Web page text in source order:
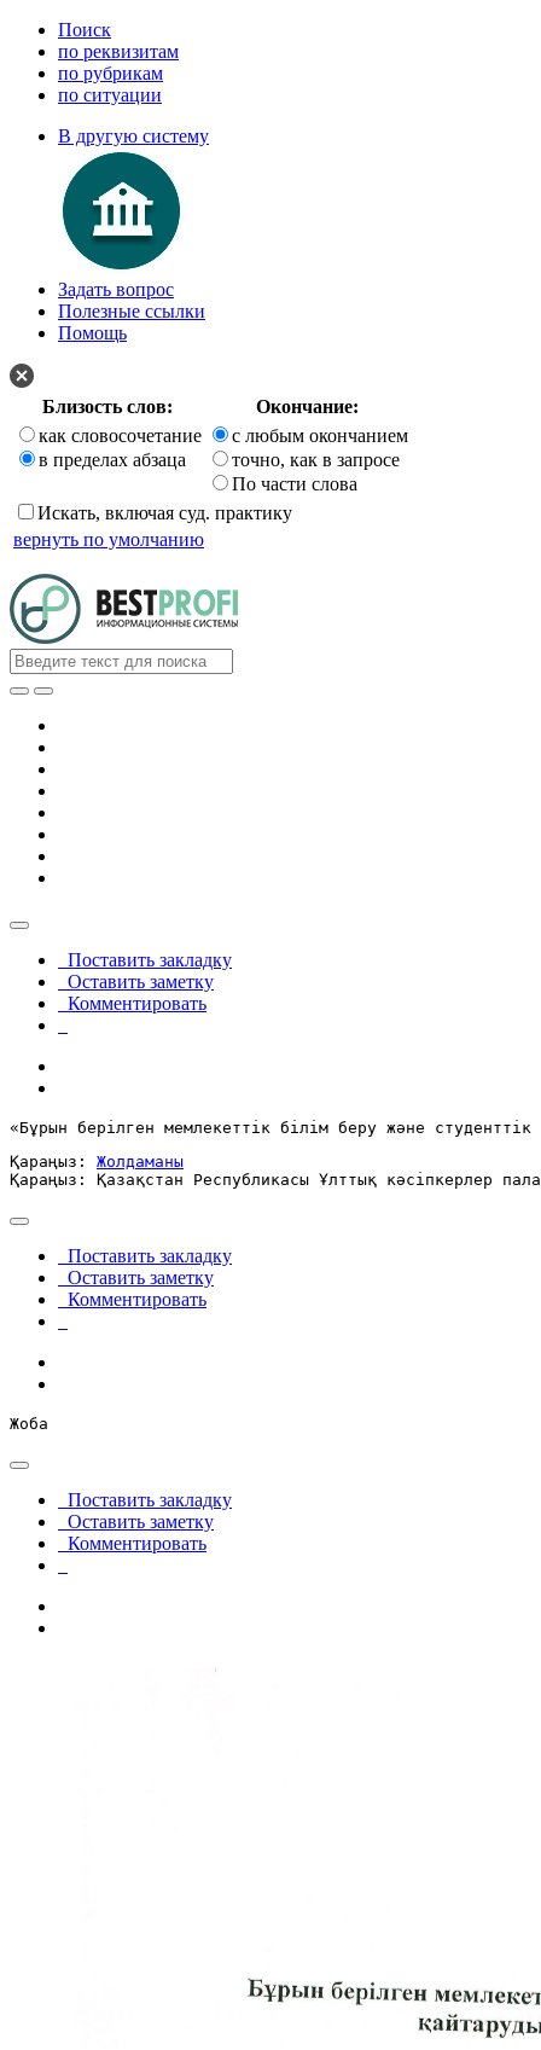
Поиск
по реквизитам
по рубрикам
по ситуации
В другую систему
Задать вопрос
Полезные ссылки
Помощь
Близость слов:
Окончание:
как словосочетание
в пределах абзаца
с любым окончанием
точно, как в запросе
По части слова
Искать, включая суд. практику
вернуть по умолчанию
Поставить закладку
Оставить заметку
Комментировать
«Бұрын берілген мемлекеттік білім беру және
Қараңыз: Жолдаманы
Қараңыз: Қазақстан Республикасы Ұлттық кәсіпкерлер
Поставить закладку
Оставить заметку
Комментировать
Жоба
Поставить закладку
Оставить заметку
Комментировать